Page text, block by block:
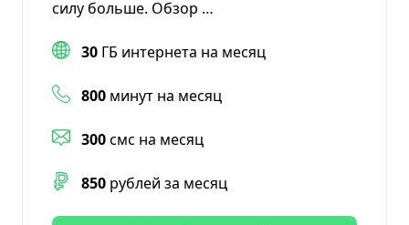
силу больше. Обзор …
30 ГБ интернета на месяц
800 минут на месяц
300смс на месяц
850 рублей за месяц